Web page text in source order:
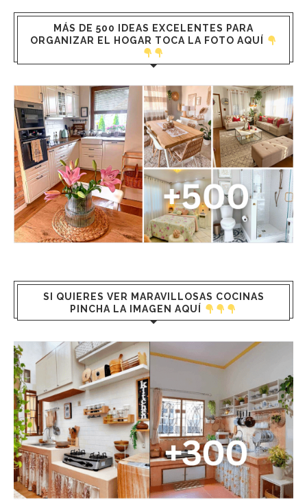
MÁS DE 500 IDEAS EXCELENTES PARA
ORGANIZAR EL HOGAR TOCA LA FOTO AQUÍ
SI QUIERES VER MARAVILLOSAS COCINAS
PINCHA LA IMAGEN AQUÍ